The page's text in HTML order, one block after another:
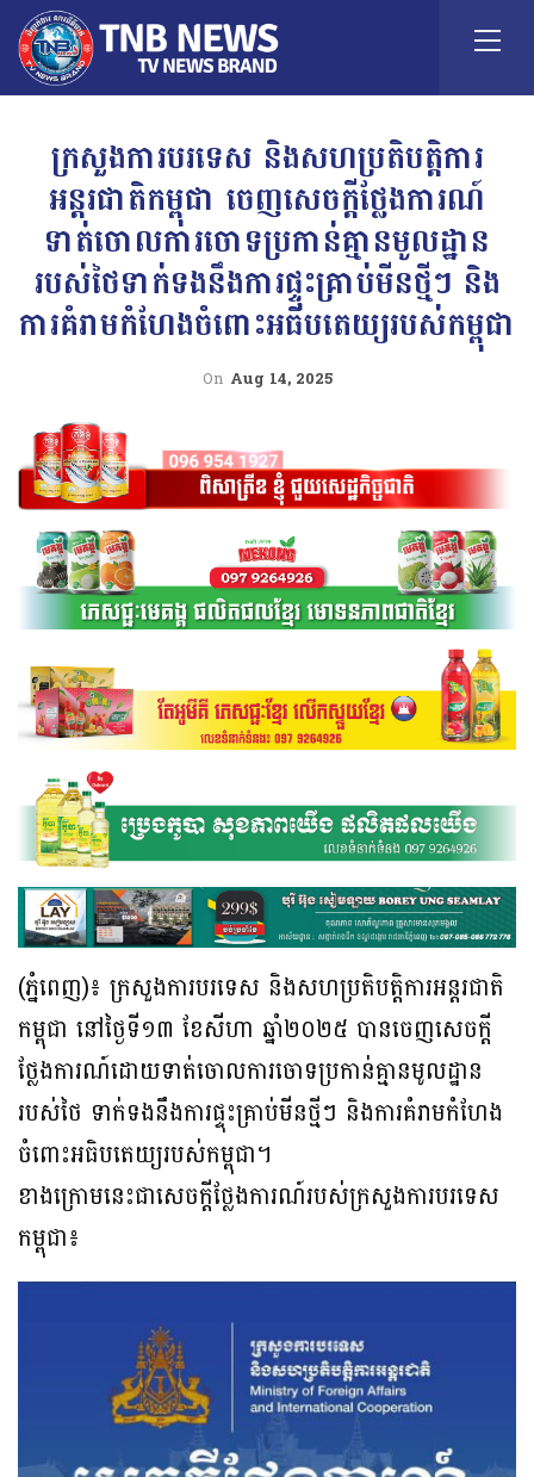
ក្រសួងការបរទេស និងសហប្រតិបត្តិការ
អន្តរជាតិកម្ពុជា ចេញសេចក្តីថ្លែងការណ៍
ទាត់ចោលការចោទប្រកាន់គ្មានមូលដ្ឋាន
របស់ថៃទាក់ទងនឹងការផ្ទុះគ្រាប់មីនថ្មីៗ និង
ការគំរាមកំហែងចំពោះអធិបតេយ្យរបស់កម្ពុជា
On Aug 14, 2025
(ភ្នំពេញ)៖ ក្រសួងការបរទេស និងសហប្រតិបត្តិការអន្តរជាតិ
កម្ពុជា នៅថ្ងៃទី១៣ ខែសីហា ឆ្នាំ២០២៥ បានចេញសេចក្តី
ថ្លែងការណ៍ដោយទាត់ចោលការចោទប្រកាន់គ្មានមូលដ្ឋាន
របស់ថៃ ទាក់ទងនឹងការផ្ទុះគ្រាប់មីនថ្មីៗ និងការគំរាមកំហែង
ចំពោះអធិបតេយ្យរបស់កម្ពុជា។
ខាងក្រោមនេះជាសេចក្តីថ្លែងការណ៍របស់ក្រសួងការបរទេស
កម្ពុជា៖